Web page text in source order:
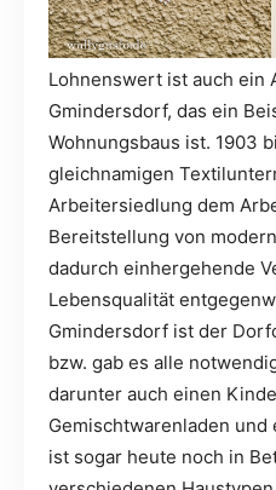
Lohnenswert ist auch ein
Gmindersdorf, das ein
Wohnungsbaus ist. 1903
gleichnamigen
Arbeitersiedlung dem
Bereitstellung von
dadurch einhergehende
Lebensqualität
Gmindersdorf ist der
bzw. gab es alle
darunter auch einen
Gemischtwarenladen und
ist sogar heute noch in